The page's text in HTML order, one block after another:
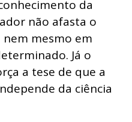
da
não afasta o
mesmo em
Já o
a tese de que a
da ciência